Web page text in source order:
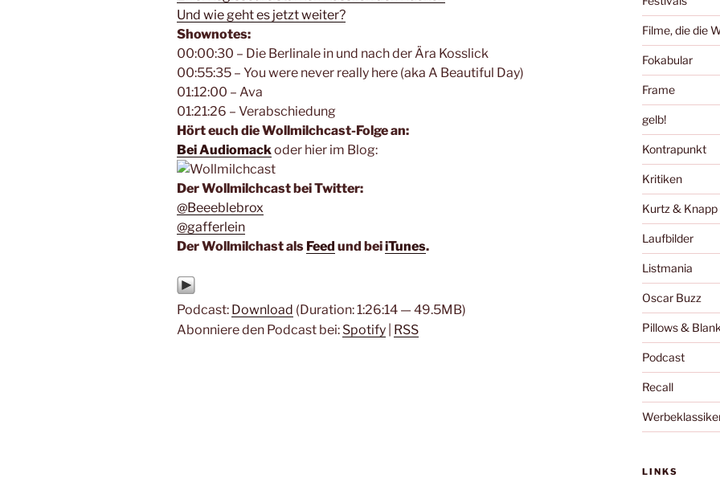
Und wie geht es jetzt weiter?
Shownotes:
00:00:30 – Die Berlinale in und nach der Ära Kosslick
00:55:35 – You were never really here (aka A Beautiful Day)
01:12:00 – Ava
01:21:26 – Verabschiedung
Hört euch die Wollmilchcast-Folge an:
Bei Audiomack oder hier im Blog:
Der Wollmilchcast bei Twitter:
@Beeeblebrox
@gafferlein
Der Wollmilchast als Feed und beiiTunes.
Podcast: Download (Duration: 1:26:14 — 49.5MB)
Abonniere den Podcast bei: Spotify RSS
Filme, die die
Fokabular
Frame
gelb!
Kontrapunkt
Kritiken
Kurtz & Knapp
Laufbilder
Listmania
Oscar Buzz
Pillows &
Podcast
Recall
LINKS